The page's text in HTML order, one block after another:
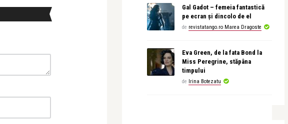
Gal Gadot – femeia fantastică
pe ecran și dincolo de el
de revistatango.ro Marea Dragoste
Eva Green, de la fata Bond la
Miss Peregrine, stăpâna
timpului
de Irina Botezatu